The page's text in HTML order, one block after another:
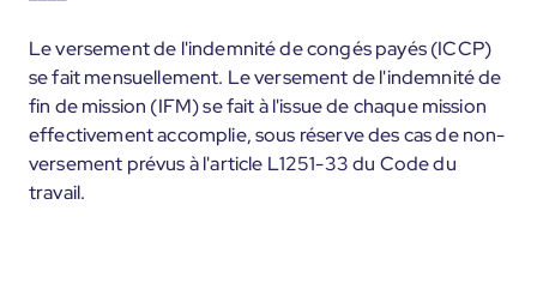
Le versement de l'indemnité de congés payés (ICCP)
se fait mensuellement. Le versement de l'indemnité de
fin de mission (IFM) se fait à l'issue de chaque mission
effectivement accomplie, sous réserve des cas de non-
versement prévus à l'article L1251-33 du Code du
travail.